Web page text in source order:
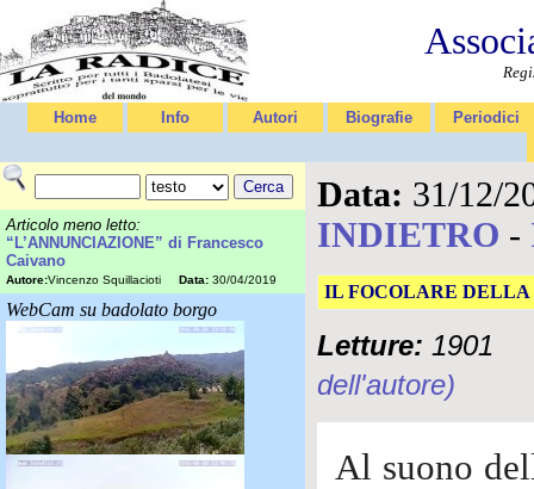
Home Info Autori Biografie Periodici
Articolo meno letto:
“L’ANNUNCIAZIONE” di Francesco
Caivano
Autore:Vincenzo Squillacioti Data: 30/04/2019
WebCam su badolato borgo
Data: 31/12/
INDIETRO -
IL FOCOLARE DELLA
Letture: 1901
dell'autore)
Al suono